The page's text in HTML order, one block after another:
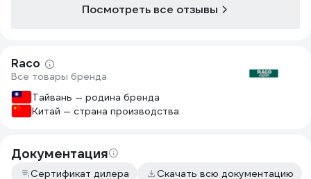
При сборке не перекручивается
Посмотреть все отзывы
Raco
Все товары бренда
Тайвань — родина бренда
Китай — страна производства
Документация
Сертификат дилера Скачать всю документацию